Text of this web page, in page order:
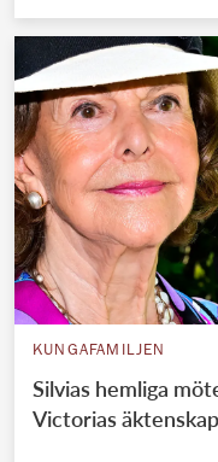
KUNGAFAMILJEN
Silvias hemliga
Victorias äktenskap